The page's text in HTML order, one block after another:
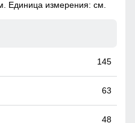
типом фигур.
хранения вещей.
Единица измерения: см.
145
63
48